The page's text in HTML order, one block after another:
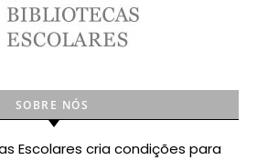
SOBRE NÓS
Escolares cria condições para